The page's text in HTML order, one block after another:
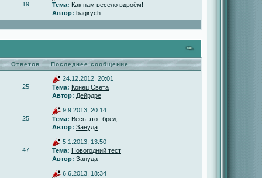
19
Тема: Как нам весело вдвоём!
Автор: bagirych
Ответов Последнее сообщение
25
24.12.2012, 20:01
Тема: Конец Света
Автор: Дейрдре
25
9.9.2013, 20:14
Тема: Весь этот бред
Автор: Зануда
47
5.1.2013, 13:50
Тема: Новогодний тест
Автор: Зануда
6.6.2013, 18:34